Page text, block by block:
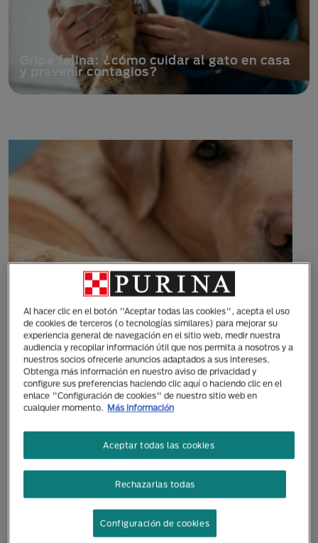
Gripe felina: ¿cómo cuidar al gato en casa
y prevenir contagios?
24 Septiembre, 2025
¿Qué es la sarna en perros? Síntomas,
tratamiento y prevención
Al hacer clic en el botón "Aceptar todas las cookies", acepta el uso
de cookies de terceros (o tecnologías similares) para mejorar su
experiencia general de navegación en el sitio web, medir nuestra
audiencia y recopilar información útil que nos permita a nosotros y a
nuestros socios ofrecerle anuncios adaptados a sus intereses.
Obtenga más información en nuestro aviso de privacidad y
configure sus preferencias haciendo clic aquí o haciendo clic en el
enlace "Configuración de cookies" de nuestro sitio web en
cualquier momento. Más información
Rechazarlas todas
Aceptar todas las cookies
Configuración de cookies